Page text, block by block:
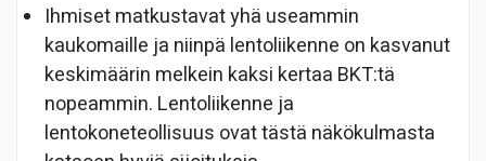
Ihmiset matkustavat yhä useammin
kaukomaille ja niinpä lentoliikenne on kasvanut
keskimäärin melkein kaksi kertaa BKT:tä
nopeammin. Lentoliikenne ja
lentokoneteollisuus ovat tästä näkökulmasta